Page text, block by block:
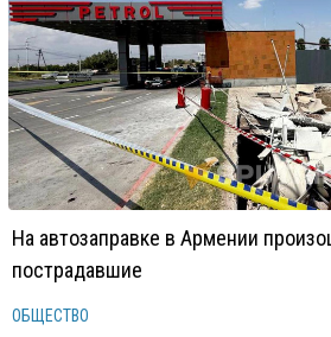
На автозаправке в Армении
пострадавшие
ОБЩЕСТВО